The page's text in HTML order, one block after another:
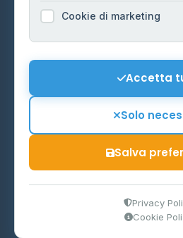
Preferenze Cookie
Mappa del sito
P.IVA
Ministero delle
Cookie di marketing
Accetta
Solo
Salva
Privacy
Cookie